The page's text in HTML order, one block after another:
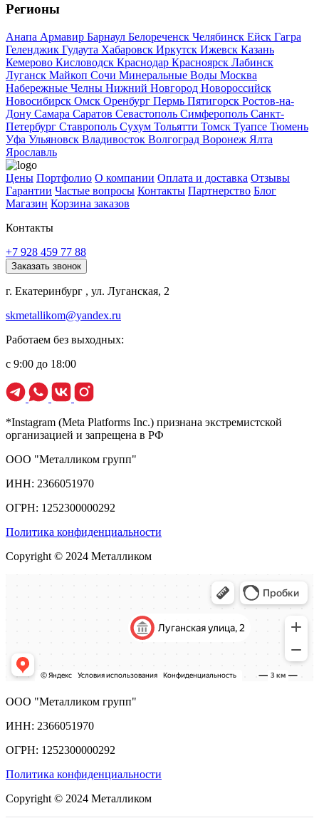
Регионы
Анапа Армавир Барнаул Белореченск Челябинск Ейск Гагра
Геленджик Гудаута Хабаровск Иркутск Ижевск Казань
Кемерово Кисловодск Краснодар Красноярск Лабинск
Луганск Майкоп Сочи Минеральные Воды Москва
Набережные Челны Нижний Новгород Новороссийск
Новосибирск Омск Оренбург Пермь Пятигорск Ростов-на-
Дону Самара Саратов Севастополь Симферополь Санкт-
Петербург Ставрополь Сухум Тольятти Томск Туапсе Тюмень
Уфа Ульяновск Владивосток Волгоград Воронеж Ялта
Ярославль
Цены Портфолио О компании Оплата и доставка Отзывы
Гарантии Частые вопросы Контакты Партнерство Блог
Магазин Корзина заказов
Контакты
+7 928 459 77 88
Заказать звонок
г. Екатеринбург , ул. Луганская, 2
skmetallikom@yandex.ru
Работаем без выходных:
с 9:00 до 18:00
*Instagram (Meta Platforms Inc.) признана экстремистской
организацией и запрещена в РФ
ООО "Металликом групп"
ИНН: 2366051970
ОГРН: 1252300000292
Политика конфиденциальности
Copyright © 2024 Металликом
ООО "Металликом групп"
ИНН: 2366051970
ОГРН: 1252300000292
Политика конфиденциальности
Copyright © 2024 Металликом